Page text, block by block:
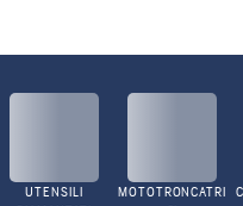
UTENSILI
MOTOTRONCATRI